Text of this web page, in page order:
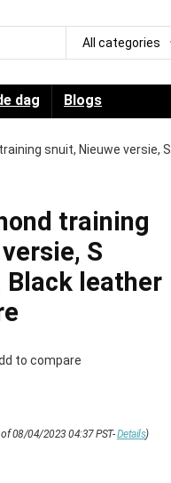
All categories
dag Blogs
training snuit, Nieuwe versie, S
training
S
Black leather
to compare
08/04/2023 04:37 PST-Details)